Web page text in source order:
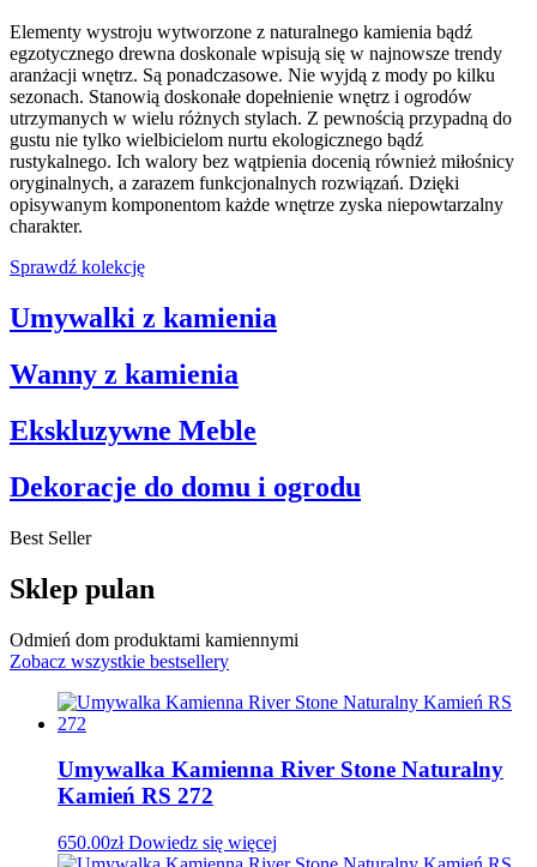
Elementy wystroju wytworzone z naturalnego kamienia bądź
egzotycznego drewna doskonale wpisują się w najnowsze trendy
aranżacji wnętrz. Są ponadczasowe. Nie wyjdą z mody po kilku
sezonach. Stanowią doskonałe dopełnienie wnętrz i ogrodów
utrzymanych w wielu różnych stylach. Z pewnością przypadną do
gustu nie tylko wielbicielom nurtu ekologicznego bądź
rustykalnego. Ich walory bez wątpienia docenią również miłośnicy
oryginalnych, a zarazem funkcjonalnych rozwiązań. Dzięki
opisywanym komponentom każde wnętrze zyska niepowtarzalny
charakter.
Sprawdź kolekcję
Umywalki z kamienia
Wanny z kamienia
Ekskluzywne Meble
Dekoracje do domu i ogrodu
Best Seller
Sklep pulan
Odmień dom produktami kamiennymi
Zobacz wszystkie bestsellery
Umywalka Kamienna River Stone Naturalny
Kamień RS 272
650.00zł Dowiedz się więcej